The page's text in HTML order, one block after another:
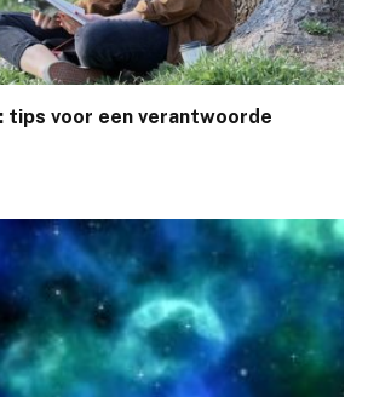
tips voor een verantwoorde